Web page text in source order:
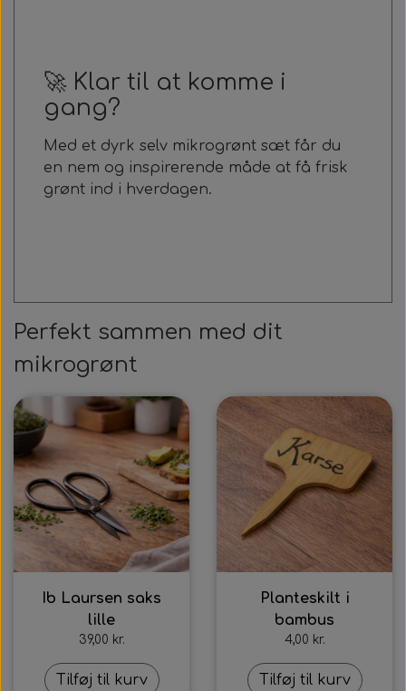
🚀 Klar til at komme i
gang?
Med et dyrk selv mikrogrønt sæt får du
en nem og inspirerende måde at få frisk
grønt ind i hverdagen.
Perfekt sammen med dit
mikrogrønt
Ib Laursen saks
lille
39,00 kr.
Tilføj til kurv
Planteskilt i
bambus
4,00 kr.
Tilføj til kurv